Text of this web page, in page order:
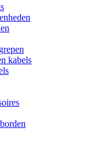
kabels